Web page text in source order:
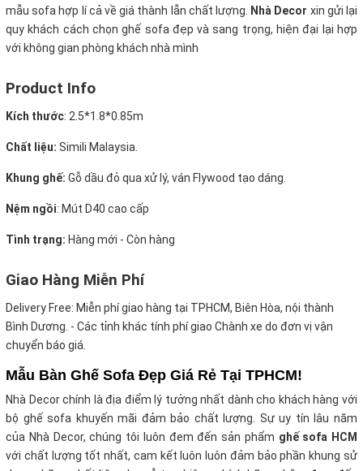
mẫu sofa hợp lí cả về giá thành lẫn chất lượng. Nhà Decor xin gửi lại
quy khách cách chọn ghế sofa đẹp và sang trọng, hiện đại lại hợp
với không gian phòng khách nhà mình
Product Info
Kích thước: 2.5*1.8*0.85m
Chất liệu: Simili Malaysia.
Khung ghế: Gỗ dầu đỏ qua xử lý, ván Flywood tạo dáng.
Nệm ngồi: Mút D40 cao cấp
Tình trạng: Hàng mới - Còn hàng
Giao Hàng Miễn Phí
Delivery Free: Miễn phí giao hàng tại TPHCM, Biên Hòa, nội thành
Bình Dương. - Các tỉnh khác tính phí giao Chành xe do đơn vị vận
chuyển báo giá.
Mẫu Bàn Ghế Sofa Đẹp Giá Rẻ Tại TPHCM!
Nhà Decor chính là địa điểm lý tưởng nhất dành cho khách hàng với
bộ ghế sofa khuyến mãi đảm bảo chất lượng. Sự uy tín lâu năm
của Nhà Decor, chúng tôi luôn đem đến sản phẩm ghế sofa HCM
với chất lượng tốt nhất, cam kết luôn luôn đảm bảo phần khung sử